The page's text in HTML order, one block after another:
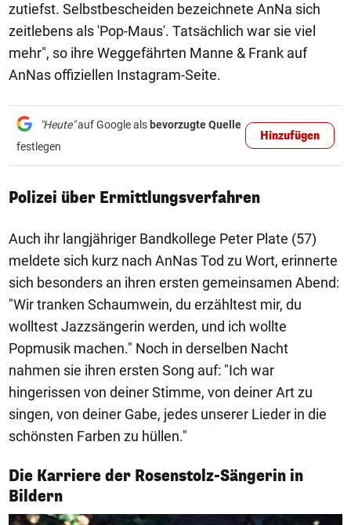
zutiefst. Selbstbescheiden bezeichnete AnNa sich
zeitlebens als 'Pop-Maus'. Tatsächlich war sie viel
mehr", so ihre Weggefährten Manne & Frank auf
AnNas offiziellen Instagram-Seite.
"Heute"auf Google als bevorzugte Quelle
festlegen
Hinzufügen
Polizei über Ermittlungsverfahren
Auch ihr langjähriger Bandkollege Peter Plate (57)
meldete sich kurz nach AnNas Tod zu Wort, erinnerte
sich besonders an ihren ersten gemeinsamen Abend:
"Wir tranken Schaumwein, du erzähltest mir, du
wolltest Jazzsängerin werden, und ich wollte
Popmusik machen." Noch in derselben Nacht
nahmen sie ihren ersten Song auf: "Ich war
hingerissen von deiner Stimme, von deiner Art zu
singen, von deiner Gabe, jedes unserer Lieder in die
schönsten Farben zu hüllen."
Die Karriere der Rosenstolz-Sängerin in
Bildern
1/11